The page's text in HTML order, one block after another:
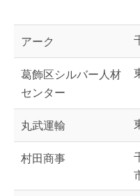
アーク
葛飾区シルバー人材
センター
丸武運輸
村田商事